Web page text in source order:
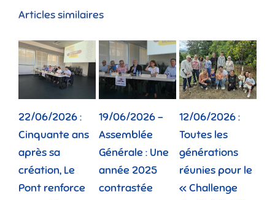
Articles similaires
:
ans
Le
19/06/2026 –
Assemblée
Générale : Une
année 2025
contrastée
12/06/2026 :
Toutes les
générations
réunies pour le
« Challenge
02/06/2026 :
Depuis dix ans,
la pension de
famille rend
vies plus